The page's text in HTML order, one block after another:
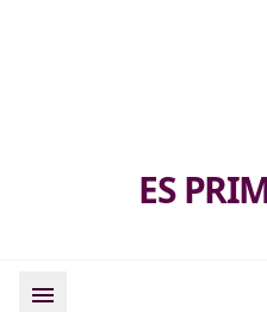
ES
menu